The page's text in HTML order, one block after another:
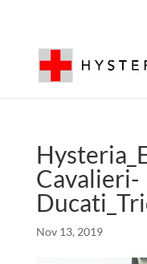
Cavalieri-
Nov 13, 2019